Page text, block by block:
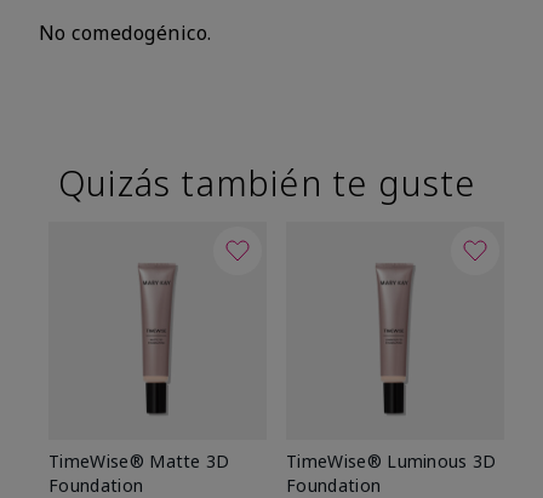
No comedogénico.
Quizás también te guste
TimeWise® Matte 3D
Foundation
TimeWise® Luminous 3D
Foundation